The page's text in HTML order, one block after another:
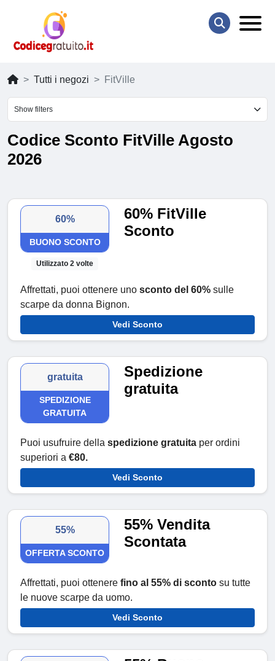
Tutti i negozi FitVille
Show filters
Codice Sconto FitVille Agosto
2026
60%
BUONO SCONTO
Utilizzato 2 volte
60% FitVille
Sconto
Affrettati, puoi ottenere uno sconto del 60% sulle
scarpe da donna Bignon.
Vedi Sconto
gratuita
SPEDIZIONE
GRATUITA
Spedizione
gratuita
Puoi usufruire della spedizione gratuita per ordini
superiori a €80.
Vedi Sconto
55%
OFFERTA SCONTO
55% Vendita
Scontata
Affrettati, puoi ottenere fino al 55% di sconto su tutte
le nuove scarpe da uomo.
Vedi Sconto